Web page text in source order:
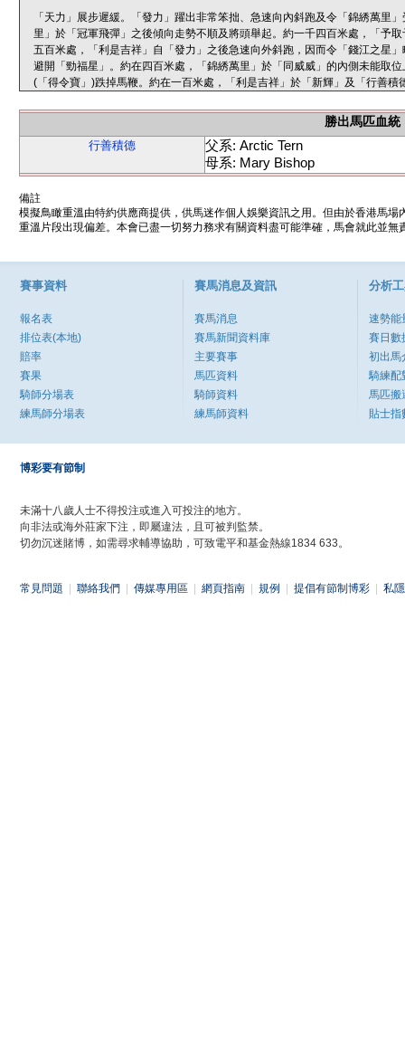
「天力」展步遲緩。「發力」躍出非常笨拙、急速向內斜跑及令「錦綉萬里
里」於「冠軍飛彈」之後傾向走勢不順及將頭舉起。約一千四百米處，「予
五百米處，「利是吉祥」自「發力」之後急速向外斜跑，因而令「錢江之星
避開「勁福星」。約在四百米處，「錦綉萬里」於「同威威」的內側未能取
(「得令寶」)跌掉馬鞭。約在一百米處，「利是吉祥」於「新輝」及「行善積
勝出馬匹血統
行善積德
父系: Arctic Tern
母系: Mary Bishop
備註
模擬鳥瞰重溫由特約供應商提供，供馬迷作個人娛樂資訊之用。但由於香港馬
重溫片段出現偏差。本會已盡一切努力務求有關資料盡可能準確，馬會就此並
賽事資料
報名表
排位表(本地)
賠率
賽果
騎師分場表
練馬師分場表
賽馬消息及資訊
賽馬消息
賽馬新聞資料庫
主要賽事
馬匹資料
騎師資料
練馬師資料
分析
速勢能
賽日數
初出馬
騎練配
馬匹搬
貼士指
博彩要有節制
未滿十八歲人士不得投注或進入可投注的地方。
向非法或海外莊家下注，即屬違法，且可被判監禁。
切勿沉迷賭博，如需尋求輔導協助，可致電平和基金熱線1834 633。
常見問題 聯絡我們 傳媒專用區 網頁指南 規例 提倡有節制博彩 私